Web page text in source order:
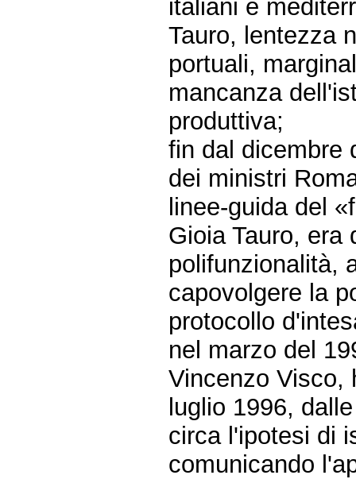
italiani e
Tauro, lentezza
portuali,
mancanza
produttiva;
fin dal dicembre
dei ministri
linee-guida del
Gioia Tauro, era
polifunzionalità,
capovolgere la
protocollo
nel marzo del
Vincenzo Visco,
luglio 1996,
circa l'ipotesi di
comunicando